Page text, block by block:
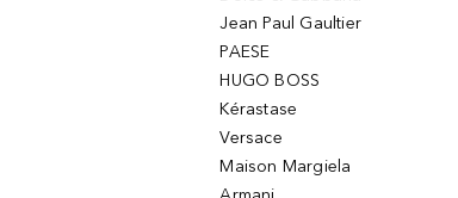
Jean Paul Gaultier
PAESE
HUGO BOSS
Kérastase
Versace
Maison Margiela